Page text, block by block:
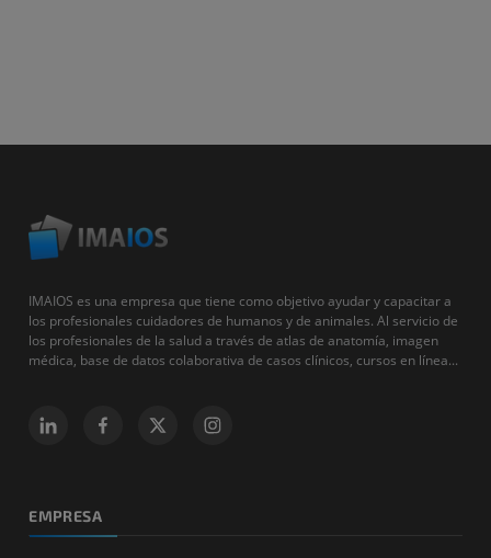
IMAIOS es una empresa que tiene como objetivo ayudar y capacitar a
los profesionales cuidadores de humanos y de animales. Al servicio de
los profesionales de la salud a través de atlas de anatomía, imagen
médica, base de datos colaborativa de casos clínicos, cursos en línea...
EMPRESA